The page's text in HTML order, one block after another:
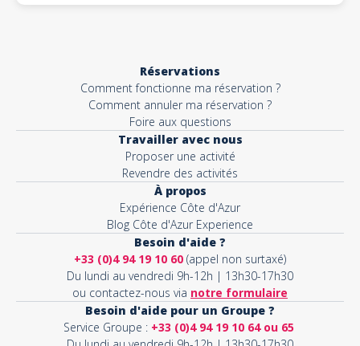
Réservations
Comment fonctionne ma réservation ?
Comment annuler ma réservation ?
Foire aux questions
Travailler avec nous
Proposer une activité
Revendre des activités
À propos
Expérience Côte d'Azur
Blog Côte d'Azur Experience
Besoin d'aide ?
+33 (0)4 94 19 10 60 (appel non surtaxé)
Du lundi au vendredi 9h-12h | 13h30-17h30
ou contactez-nous via notre formulaire
Besoin d'aide pour un Groupe ?
Service Groupe : +33 (0)4 94 19 10 64 ou 65